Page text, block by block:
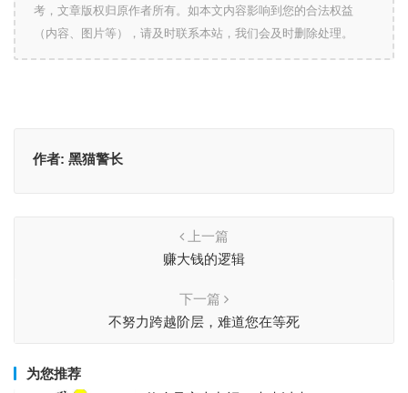
考，文章版权归原作者所有。如本文内容影响到您的合法权益
（内容、图片等），请及时联系本站，我们会及时删除处理。
作者: 黑猫警长
上一篇
赚大钱的逻辑
下一篇
不努力跨越阶层，难道您在等死
为您推荐